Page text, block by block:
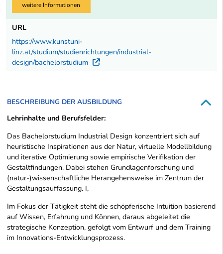
weitere Informationen
URL
https://www.kunstuni-
linz.at/studium/studienrichtungen/industrial-
design/bachelorstudium
Externer Link
BESCHREIBUNG DER AUSBILDUNG
Lehrinhalte und Berufsfelder:
Das Bachelorstudium Industrial Design konzentriert sich auf
heuristische Inspirationen aus der Natur, virtuelle Modellbildung
und iterative Optimierung sowie empirische Verifikation der
Gestaltfindungen. Dabei stehen Grundlagenforschung und
(natur-)wissenschaftliche Herangehensweise im Zentrum der
Gestaltungsauffassung. I,
Im Fokus der Tätigkeit steht die schöpferische Intuition basierend
auf Wissen, Erfahrung und Können, daraus abgeleitet die
strategische Konzeption, gefolgt vom Entwurf und dem Training
im Innovations-Entwicklungsprozess.